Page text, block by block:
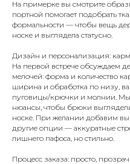
На примерке вы смотрите
портной помогает подобрать
формальности — чтобы вещь
носке и выглядела статусно.
Дизайн и персонализация:
На первой встрече обсуждаем
мелочей: форма и количество
ширина и обработка по низу,
пуговицы/крючки и молнии. Мы
нюансы, чтобы брюки
носке. При желании добавим
другие опции — аккуратные
лишнего пафоса, но стильно.
Процесс заказа: просто,